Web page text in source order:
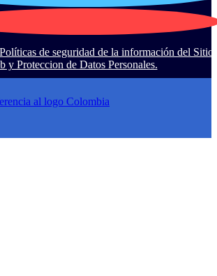
Políticas de seguridad de la información del Sitio
y Proteccion de Datos Personales.